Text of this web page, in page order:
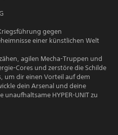
gegen
einer künstlichen Welt
agilen Mecha-Truppen und
Cores und zerstöre die Schilde
um dir einen Vorteil auf dem
dein Arsenal und deine
HYPER-UNIT zu